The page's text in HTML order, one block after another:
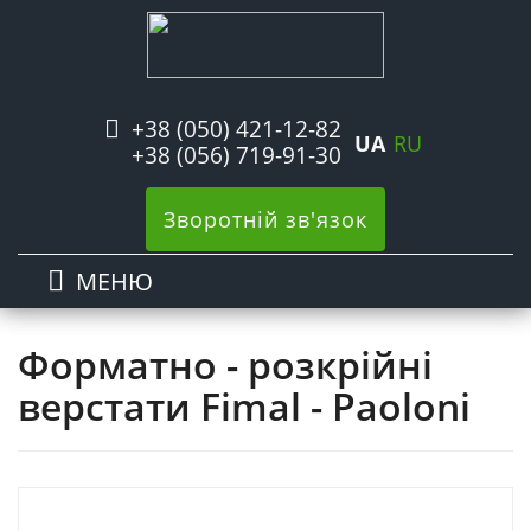
+38 (050) 421-12-82
+38 (056) 719-91-30 UA RU
Зворотній зв'язок
МЕНЮ
Форматно - розкрійні
верстати Fimal - Paoloni